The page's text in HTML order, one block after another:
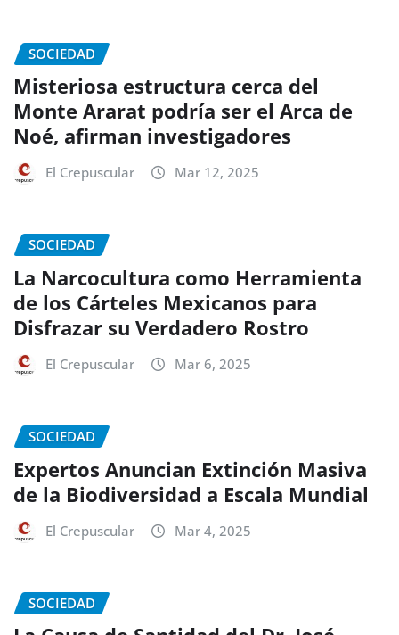
SOCIEDAD
Misteriosa estructura cerca del
Monte Ararat podría ser el Arca de
Noé, afirman investigadores
El Crepuscular Mar 12, 2025
SOCIEDAD
La Narcocultura como Herramienta
de los Cárteles Mexicanos para
Disfrazar su Verdadero Rostro
El Crepuscular Mar 6, 2025
SOCIEDAD
Expertos Anuncian Extinción Masiva
de la Biodiversidad a Escala Mundial
El Crepuscular Mar 4, 2025
SOCIEDAD